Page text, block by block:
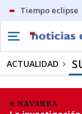
Tiempo eclipse
ACTUALIDAD
NAVARRA